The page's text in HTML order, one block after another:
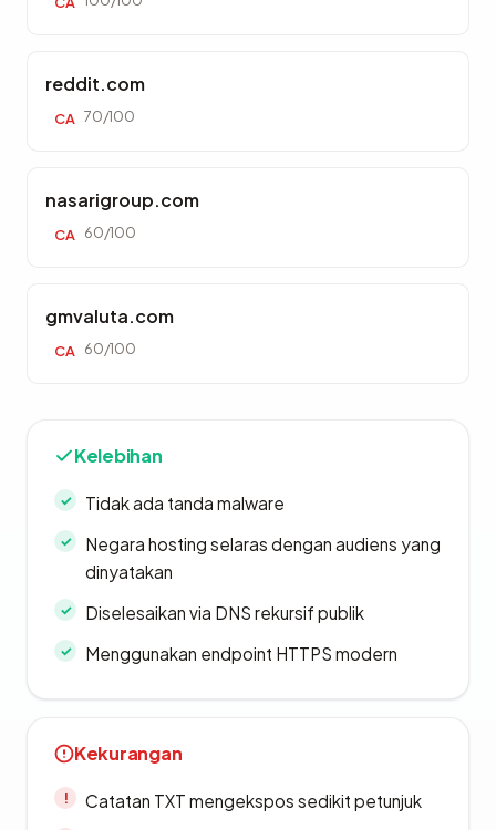
reddit.com
CA 70/100
nasarigroup.com
CA 60/100
gmvaluta.com
CA 60/100
Kelebihan
Tidak ada tanda malware
Negara hosting selaras dengan audiens yang
dinyatakan
Diselesaikan via DNS rekursif publik
Menggunakan endpoint HTTPS modern
Kekurangan
Catatan TXT mengekspos sedikit petunjuk